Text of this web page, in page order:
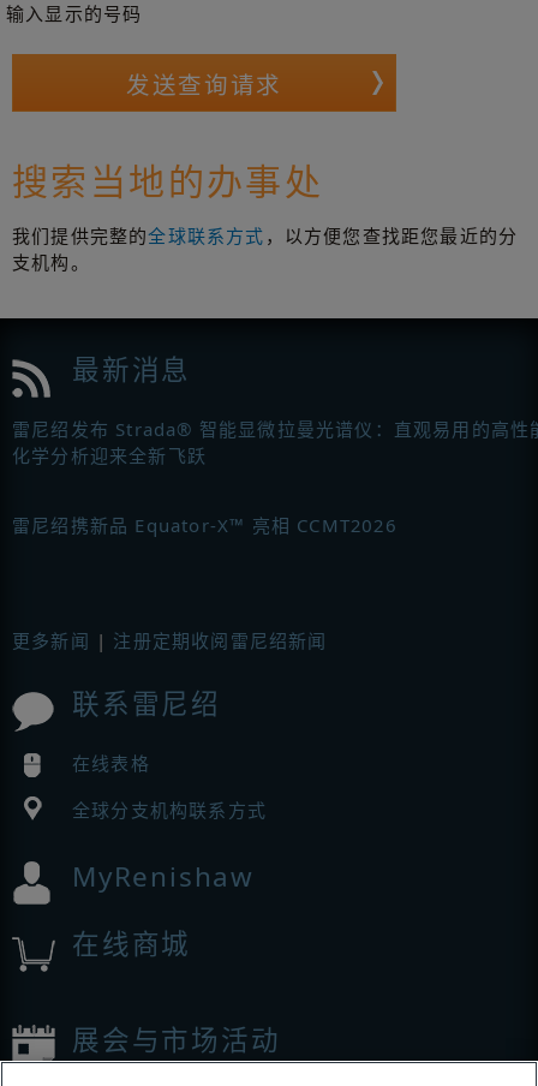
输入显示的号码
搜索当地的办事处
我们提供完整的全球联系方式 ，以方便您查找距您最近的分
支机构。
最新消息
雷尼绍发布 Strada® 智能显微拉曼光谱仪：直观易用的高性
化学分析迎来全新飞跃
雷尼绍携新品 Equator-X™ 亮相 CCMT2026
更多新闻 | 注册定期收阅雷尼绍新闻
联系雷尼绍
在线表格
全球分支机构联系方式
MyRenishaw
在线商城
展会与市场活动